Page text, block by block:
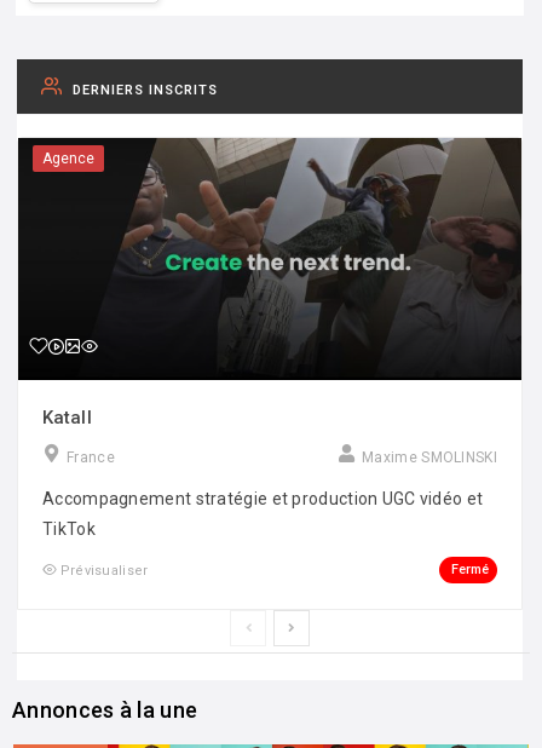
DERNIERS INSCRITS
Agence
Katall
France Maxime SMOLINSKI
Accompagnement stratégie et production UGC vidéo et
TikTok
Prévisualiser Fermé
Annonces à la une